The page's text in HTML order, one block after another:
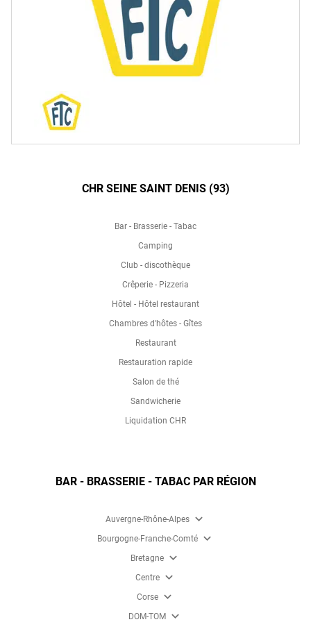
CHR SEINE SAINT DENIS (93)
Bar - Brasserie - Tabac
Camping
Club - discothèque
Crêperie - Pizzeria
Hôtel - Hôtel restaurant
Chambres d'hôtes - Gîtes
Restaurant
Restauration rapide
Salon de thé
Sandwicherie
Liquidation CHR
BAR - BRASSERIE - TABAC PAR RÉGION
Auvergne-Rhône-Alpes expand_more
Bourgogne-Franche-Comté expand_more
Bretagne expand_more
Centre expand_more
Corse expand_more
DOM-TOM expand_more